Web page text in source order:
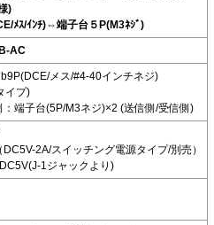
)
ﾒｽ/ｲﾝﾁ)⇔端子台５P(M3ﾈｼﾞ)
AC
メス/#4-40インチネジ)
イプ)
：端子台(5P/M3ネジ)×2 (送信側/受信側)
2A/スイッチング電源タイプ/別売）
1ジャックより)